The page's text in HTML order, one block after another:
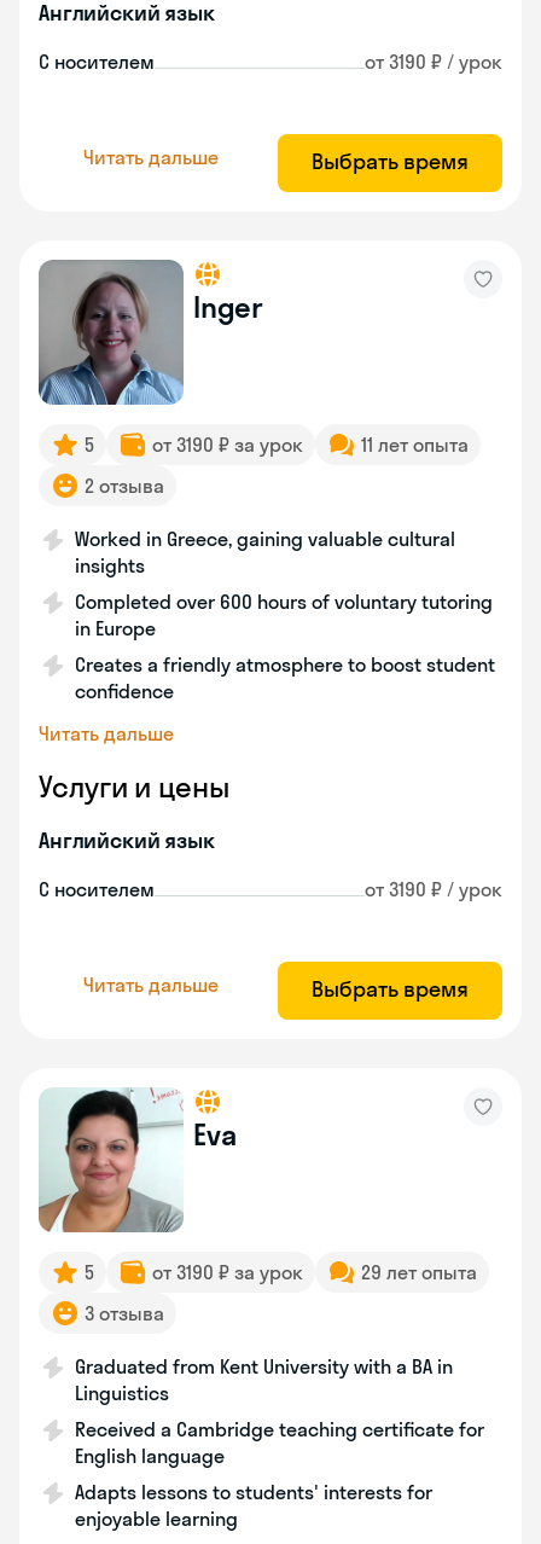
Английский язык
С носителем от 3190 ₽ / урок
Читать дальше Выбрать время
Inger
5 от 3190 ₽ за урок
11 лет опыта
2 отзыва
Worked in Greece, gaining valuable cultural
insights
Completed over 600 hours of voluntary tutoring
in Europe
Creates a friendly atmosphere to boost student
confidence
Читать дальше
Услуги и цены
Английский язык
С носителем от 3190 ₽ / урок
Читать дальше Выбрать время
Eva
5 от 3190 ₽ за урок
29 лет опыта
3 отзыва
Graduated from Kent University with a BA in
Linguistics
Received a Cambridge teaching certificate for
English language
Adapts lessons to students' interests for
enjoyable learning